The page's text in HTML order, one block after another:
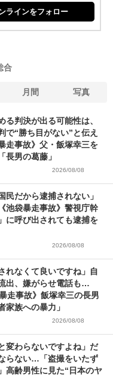
ラインをフォロー
合
月間 写真
る判決が出る可能性は、
で“勝ち目がない”と伝え
走事故》父・飯塚幸三を
長男の葛藤」
2026/08/08
民だから逮捕されない」
池袋暴走事故》警視庁幹
に呼び出されても逮捕を
2026/08/08
れなくて良いですね」自
出、嫌がらせ電話も…
走事故》飯塚幸三の長男
家族への暴力」
2026/08/08
変わらないですよね」だ
らない…「盗撮をいたず
高齢男性に見た“日本のヤ